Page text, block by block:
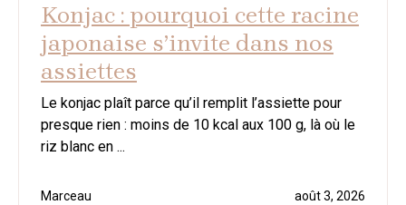
Konjac : pourquoi cette racine
japonaise s’invite dans nos
assiettes
Le konjac plaît parce qu’il remplit l’assiette pour
presque rien : moins de 10 kcal aux 100 g, là où le
riz blanc en ...
Marceau août 3, 2026